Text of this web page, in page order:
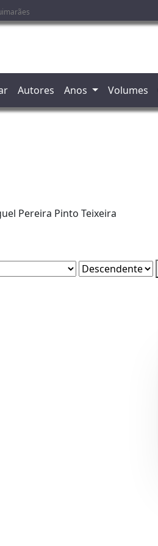
Autores Anos Volumes
Pereira Pinto Teixeira